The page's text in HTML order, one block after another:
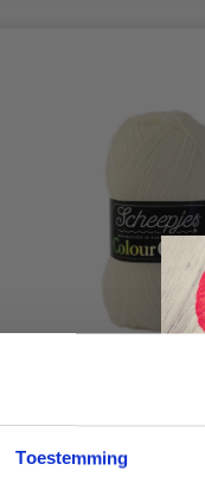
Toestemming
100% Acrylique